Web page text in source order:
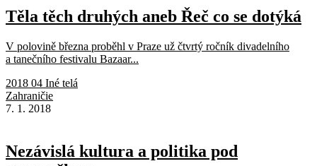
Těla těch druhých aneb Řeč co se dotýká
V polovině března proběhl v Praze už čtvrtý ročník divadelního
a tanečního festivalu Bazaar...
2018 04 Iné telá
Zahraničie
7. 1. 2018
Nezávislá kultura a politika pod